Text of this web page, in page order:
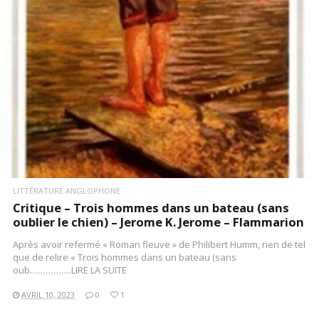
LITTÉRATURE ANGLOPHONE
Critique – Trois hommes dans un bateau (sans
oublier le chien) – Jerome K. Jerome – Flammarion
Après avoir refermé « Roman fleuve » de Philibert Humm, rien de tel
que de relire « Trois hommes dans un bateau (sans
oub…………….LIRE LA SUITE
AVRIL 10, 2023 0 1